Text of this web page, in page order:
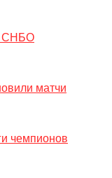
СНБО
матчи
чемпионов